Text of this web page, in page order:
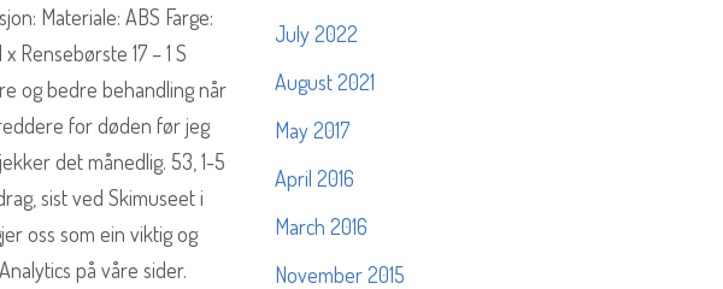
Materiale: ABS Farge:
Rensebørste 17 – 1 S
og bedre behandling når
for døden før jeg
det månedlig. 53, 1-5
sist ved Skimuseet i
oss som ein viktig og
på våre sider.
July 2022
August 2021
May 2017
April 2016
March 2016
November 2015